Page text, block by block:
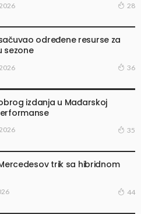
28
određene resurse za
sezone
36
izdanja u Mađarskoj
35
trik sa hibridnom
44